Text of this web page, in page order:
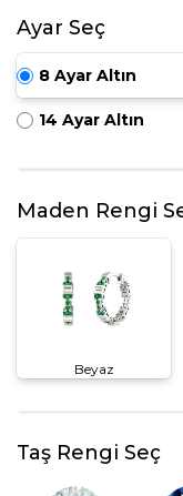
Ayar Seç
8 Ayar Altın
14 Ayar Altın
Maden Rengi
Beyaz
Taş Rengi Seç